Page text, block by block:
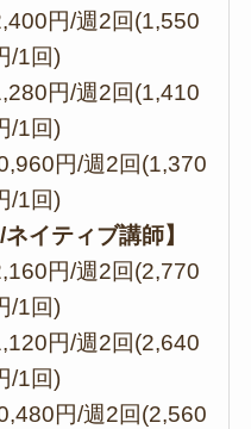
円/週2回(1,550
/1回)
円/週2回(1,410
/1回)
円/週2回(1,370
/1回)
ネイティブ講師】
円/週2回(2,770
/1回)
円/週2回(2,640
/1回)
円/週2回(2,560